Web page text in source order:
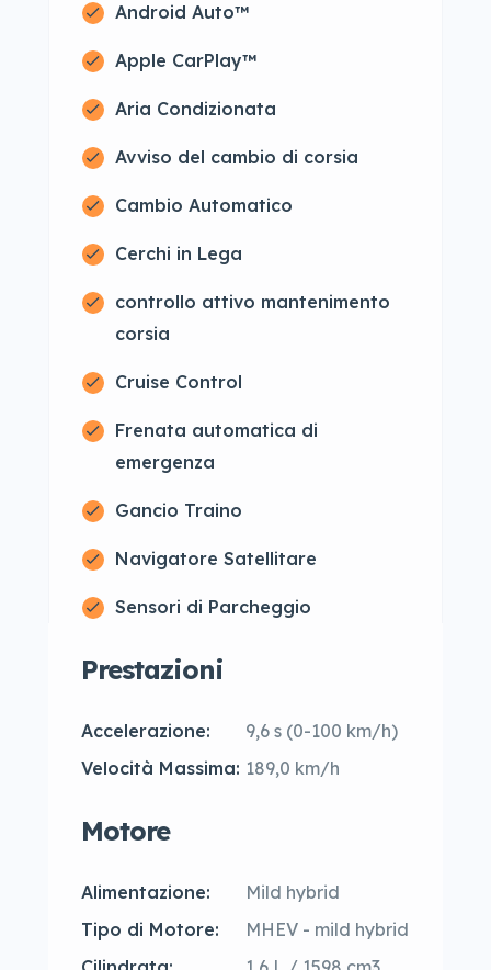
Android Auto™
Apple CarPlay™
Aria Condizionata
Avviso del cambio di corsia
Cambio Automatico
Cerchi in Lega
controllo attivo mantenimento
corsia
Cruise Control
Frenata automatica di
emergenza
Gancio Traino
Navigatore Satellitare
Sensori di Parcheggio
Prestazioni
Accelerazione:
9,6 s (0-100 km/h)
Velocità Massima: 189,0 km/h
Motore
Alimentazione:
Mild hybrid
Tipo di Motore:
MHEV - mild hybrid